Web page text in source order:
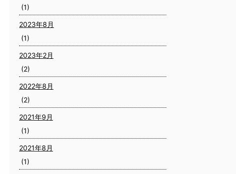
(1)
2023年8月
(1)
2023年2月
(2)
2022年8月
(2)
2021年9月
(1)
2021年8月
(1)